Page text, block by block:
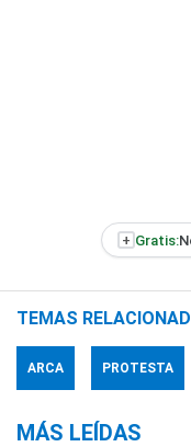
+ Gratis:
TEMAS
ARCA PROTESTA
MÁS LEÍDAS